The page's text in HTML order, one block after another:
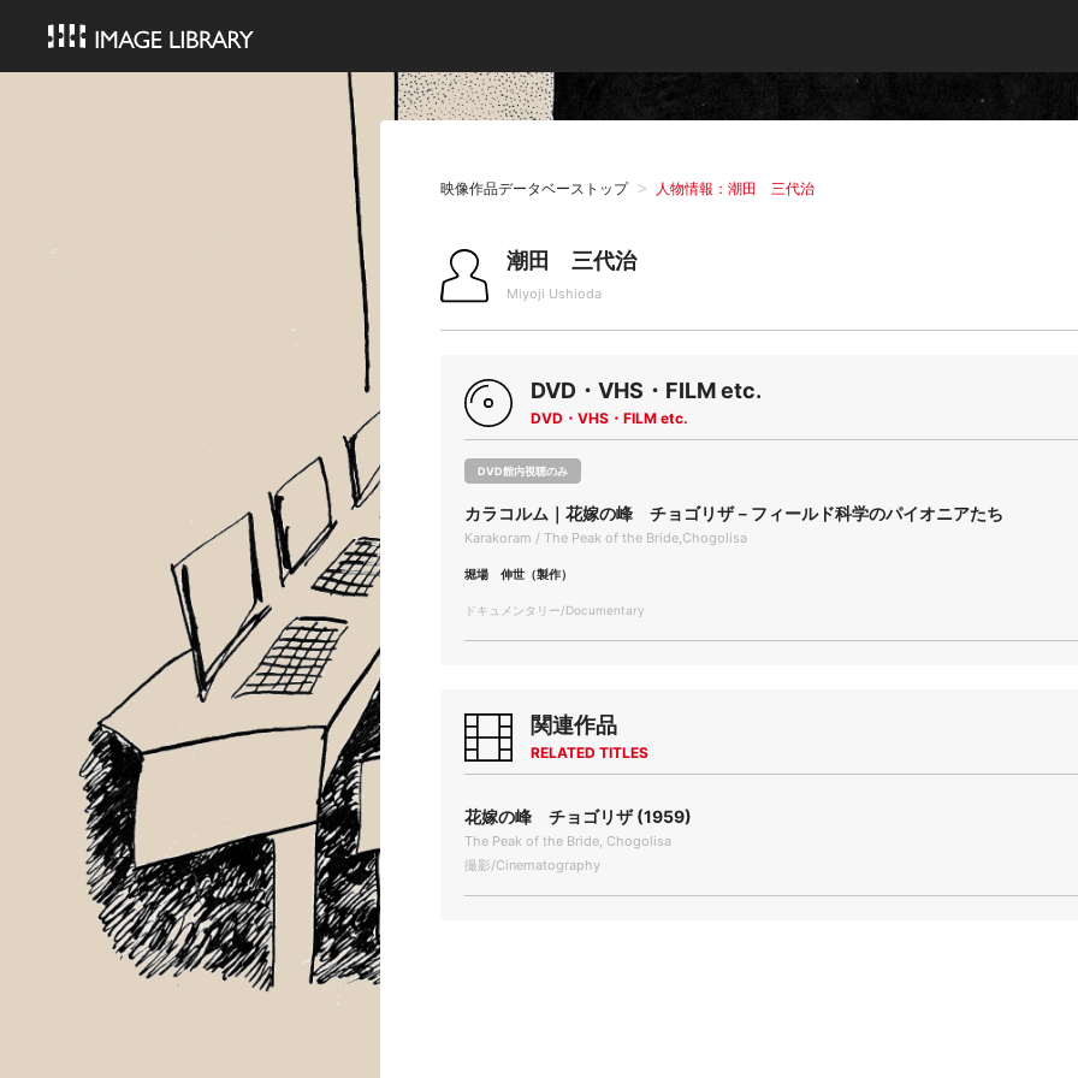
映像作品データベーストップ 人物情報：潮田 三代治
潮田 三代治
Miyoji Ushioda
DVD・VHS・FILM etc.
DVD・VHS・FILM etc.
DVD館内視聴のみ
カラコルム｜花嫁の峰 チョゴリザ－フィールド科学のパイオニアたち
Karakoram / The Peak of the Bride,Chogolisa
堀場 伸世（製作）
ドキュメンタリー/Documentary
関連作品
RELATED TITLES
花嫁の峰 チョゴリザ (1959)
The Peak of the Bride, Chogolisa
撮影/Cinematography